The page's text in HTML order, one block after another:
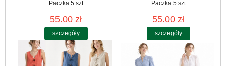
Paczka 5 szt
55.00 zł
szczegóły
Paczka 5 szt
55.00 zł
szczegóły